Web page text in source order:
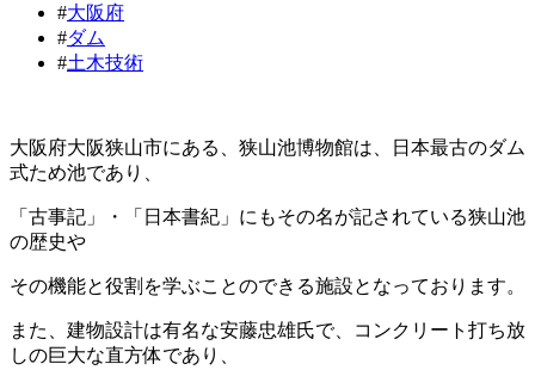
#大阪府
#ダム
#土木技術
大阪府大阪狭山市にある、狭山池博物館は、日本最古のダム
式ため池であり、
「古事記」・「日本書紀」にもその名が記されている狭山池
の歴史や
その機能と役割を学ぶことのできる施設となっております。
また、建物設計は有名な安藤忠雄氏で、コンクリート打ち放
しの巨大な直方体であり、